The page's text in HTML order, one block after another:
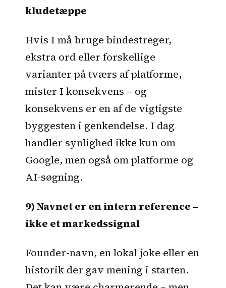
kludetæppe
Hvis I må bruge bindestreger,
ekstra ord eller forskellige
varianter på tværs af platforme,
mister I konsekvens – og
konsekvens er en af de vigtigste
byggesten i genkendelse. I dag
handler synlighed ikke kun om
Google, men også om platforme og
AI-søgning.
9) Navnet er en intern reference –
ikke et markedssignal
Founder-navn, en lokal joke eller en
historik der gav mening i starten.